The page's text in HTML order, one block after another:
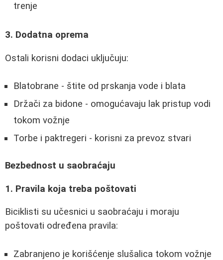
trenje
3. Dodatna oprema
Ostali korisni dodaci uključuju:
Blatobrane - štite od prskanja vode i blata
Držači za bidone - omogućavaju lak pristup vodi
tokom vožnje
Torbe i paktregeri - korisni za prevoz stvari
Bezbednost u saobraćaju
1. Pravila koja treba poštovati
Biciklisti su učesnici u saobraćaju i moraju
poštovati određena pravila:
Zabranjeno je korišćenje slušalica tokom vožnje